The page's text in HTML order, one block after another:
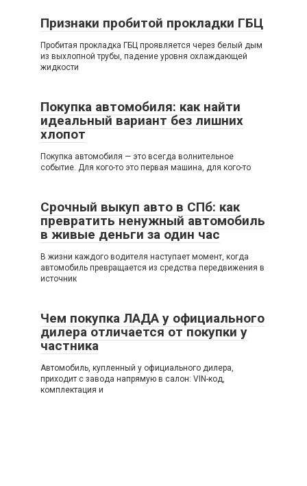
Признаки пробитой прокладки ГБЦ
Пробитая прокладка ГБЦ проявляется через белый дым
из выхлопной трубы, падение уровня охлаждающей
жидкости
Покупка автомобиля: как найти
идеальный вариант без лишних
хлопот
Покупка автомобиля — это всегда волнительное
событие. Для кого-то это первая машина, для кого-то
Срочный выкуп авто в СПб: как
превратить ненужный автомобиль
в живые деньги за один час
В жизни каждого водителя наступает момент, когда
автомобиль превращается из средства передвижения в
источник
Чем покупка ЛАДА у официального
дилера отличается от покупки у
частника
Автомобиль, купленный у официального дилера,
приходит с завода напрямую в салон: VIN-код,
комплектация и